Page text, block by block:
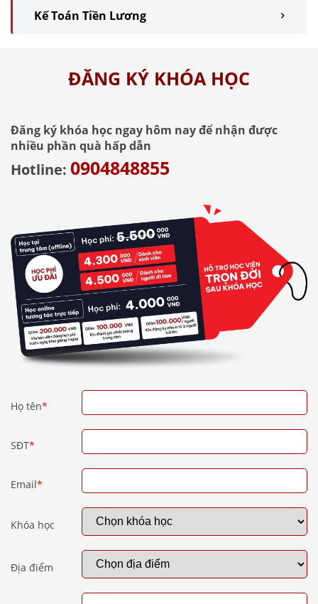
Kế Toán Tiền Lương
ĐĂNG KÝ KHÓA HỌC
Đăng ký khóa học ngay hôm nay để nhận được
nhiều phần quà hấp dẫn
Hotline: 0904848855
Họ tên*
SĐT*
Email*
Khóa học
Địa điểm